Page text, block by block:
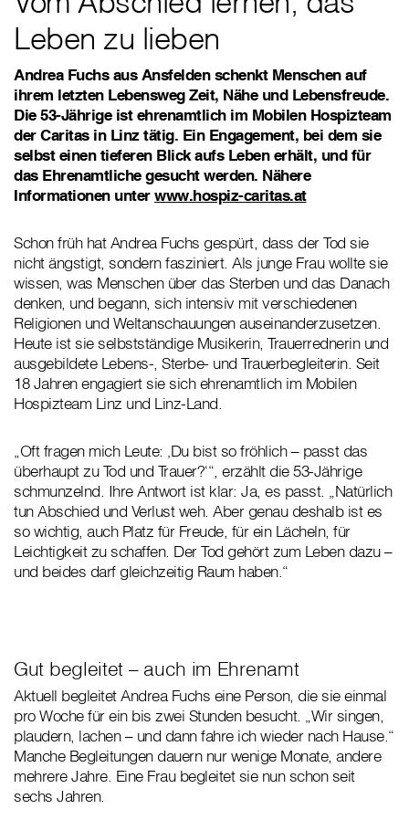
Leben zu lieben
Andrea Fuchs aus Ansfelden schenkt Menschen auf
ihrem letzten Lebensweg Zeit, Nähe und Lebensfreude.
Die 53-Jährige ist ehrenamtlich im Mobilen Hospizteam
der Caritas in Linz tätig. Ein Engagement, bei dem sie
selbst einen tieferen Blick aufs Leben erhält, und für
das Ehrenamtliche gesucht werden. Nähere
Informationen unterwww.hospiz-caritas.at
Schon früh hat Andrea Fuchs gespürt, dass der Tod sie
nicht ängstigt, sondern fasziniert. Als junge Frau wollte sie
wissen, was Menschen über das Sterben und das Danach
denken, und begann, sich intensiv mit verschiedenen
Religionen und Weltanschauungen auseinanderzusetzen.
Heute ist sie selbstständige Musikerin, Trauerrednerin und
ausgebildete Lebens-, Sterbe- und Trauerbegleiterin. Seit
18 Jahren engagiert sie sich ehrenamtlich im Mobilen
Hospizteam Linz und Linz-Land.
„Oft fragen mich Leute: ‚Du bist so fröhlich – passt das
überhaupt zu Tod und Trauer?‘“, erzählt die 53-Jährige
schmunzelnd. Ihre Antwort ist klar: Ja, es passt. „Natürlich
tun Abschied und Verlust weh. Aber genau deshalb ist es
so wichtig, auch Platz für Freude, für ein Lächeln, für
Leichtigkeit zu schaffen. Der Tod gehört zum Leben dazu –
und beides darf gleichzeitig Raum haben.“
Gut begleitet – auch im Ehrenamt
Aktuell begleitet Andrea Fuchs eine Person, die sie einmal
pro Woche für ein bis zwei Stunden besucht. „Wir singen,
plaudern, lachen – und dann fahre ich wieder nach Hause.“
Manche Begleitungen dauern nur wenige Monate, andere
mehrere Jahre. Eine Frau begleitet sie nun schon seit
sechs Jahren.